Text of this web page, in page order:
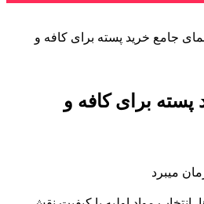
جامع خرید پسته برای کافه و
پسته برای کافه و